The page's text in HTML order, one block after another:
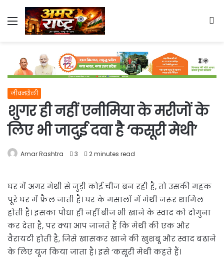
Menu
जीवनशैली
शुगर ही नहीं एनीमिया के मरीजों के
लिए भी जादुई दवा है ‘कसूरी मेथी’
Amar Rashtra 3 2 minutes read
घर में अगर मेथी से जुड़ी कोई चीज बन रही है, तो उसकी महक
पूरे घर में फ़ैलजाती है। घर के मसालों में मेथी जरूर शामिल
होती है। इसका पौधा ही नहीं बीज भी खाने के स्वाद को दोगुना
कर देता है, पर क्या आप जानते हैं कि मेथी की एक और
वैरायटी होती है, जिसे खासकर खाने की खुशबू और स्वाद बढाने
के लिए यूज किया जाता है। इसे ‘कसूरी मेथी कहते हैं।